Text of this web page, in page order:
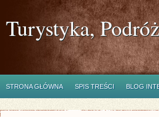
Turystyka,
STRONA GŁÓWNA SPIS TREŚCI BLOG